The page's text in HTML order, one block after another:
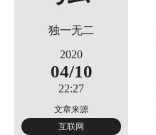
一
无
独一无二
2020
04/10
22:27
文章来源
互联网